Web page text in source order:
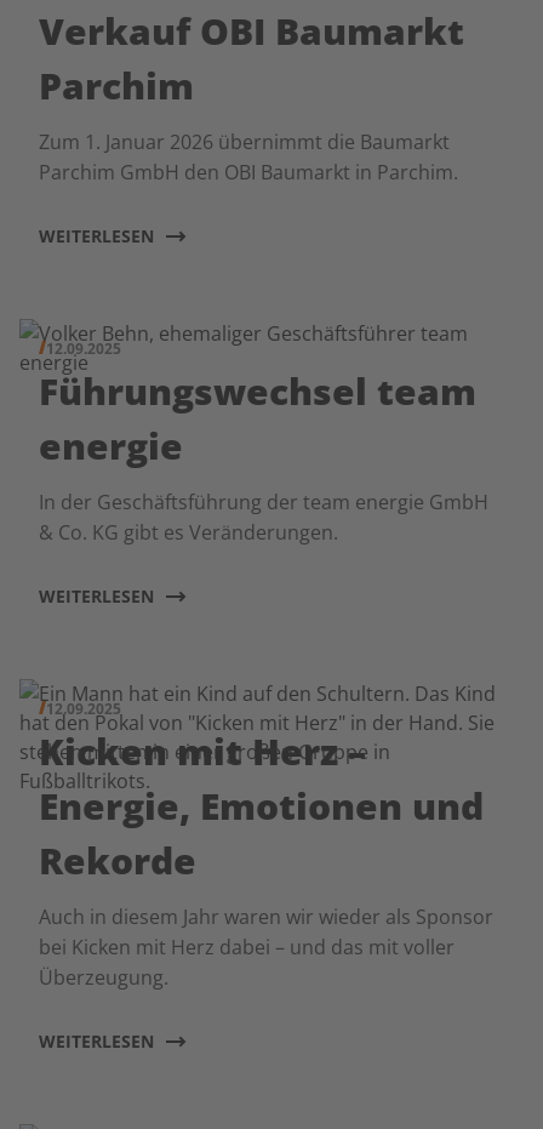
Verkauf OBI Baumarkt
Parchim
Zum 1. Januar 2026 übernimmt die Baumarkt
Parchim GmbH den OBI Baumarkt in Parchim.
WEITERLESEN
12.09.2025
Führungswechsel team
energie
In der Geschäftsführung der team energie GmbH
& Co. KG gibt es Veränderungen.
WEITERLESEN
12.09.2025
Kicken mit Herz –
Energie, Emotionen und
Rekorde
Auch in diesem Jahr waren wir wieder als Sponsor
bei Kicken mit Herz dabei – und das mit voller
Überzeugung.
WEITERLESEN